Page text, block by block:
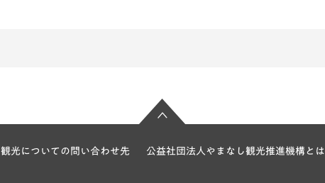
観光についての問い合わせ先 公益社団法人やまなし観光推進機構とは